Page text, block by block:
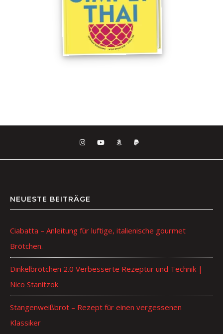
NEUESTE BEITRÄGE
Ciabatta – Anleitung für luftige, italienische gourmet
Brötchen.
Dinkelbrötchen 2.0 Verbesserte Rezeptur und Technik |
Nico Stanitzok
Stangenweißbrot – Rezept für einen vergessenen
Klassiker